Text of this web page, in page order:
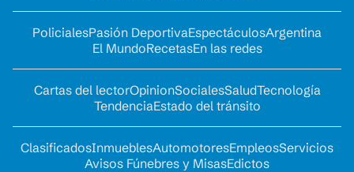
PolicialesPasión DeportivaEspectáculosArgentina
El MundoRecetasEn las redes
Cartas del lectorOpinionSocialesSaludTecnología
TendenciaEstado del tránsito
ClasificadosInmueblesAutomotoresEmpleosServicios
Avisos Fúnebres y MisasEdictos